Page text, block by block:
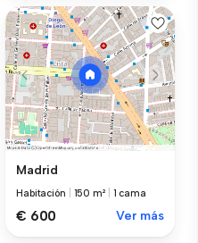
Madrid
Habitación 150 m² 1 cama
€ 600 Ver más